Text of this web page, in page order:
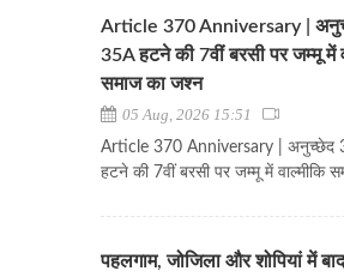
Article 370 Anniversary |
35A हटने की 7वीं बरसी पर जम्मू में
समाज का जश्न
05 Aug, 2026 15:51
Article 370 Anniversary | अनुच्छेद
हटने की 7वीं बरसी पर जम्मू में वाल्मीकि
पहलगाम, जोजिला और शोपियां में